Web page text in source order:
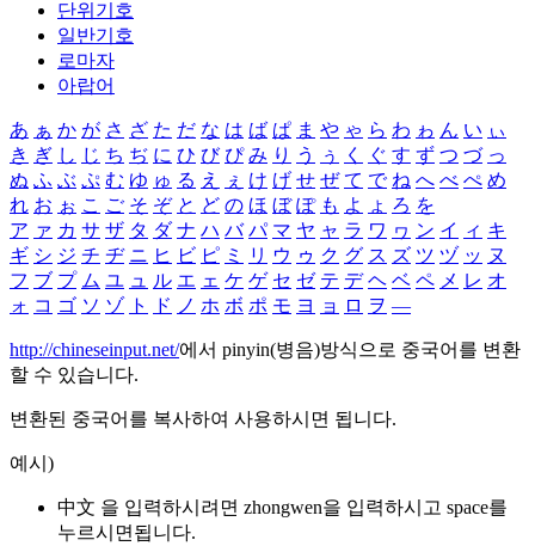
단위기호
일반기호
로마자
아랍어
あ ぁ か が さ ざ た だ な は ば ぱ ま や ゃ ら わ ゎ ん い ぃ
き ぎ し じ ち ぢ に ひ び ぴ み り う ぅ く ぐ す ず つ づ っ
ぬ ふ ぶ ぷ む ゆ ゅ る え ぇ け げ せ ぜ て で ね へ べ ぺ め
れ お ぉ こ ご そ ぞ と ど の ほ ぼ ぽ も よ ょ ろ を
ア ァ カ サ ザ タ ダ ナ ハ バ パ マ ヤ ャ ラ ワ ヮ ン イ ィ キ
ギ シ ジ チ ヂ ニ ヒ ビ ピ ミ リ ウ ゥ ク グ ス ズ ツ ヅ ッ ヌ
フ ブ プ ム ユ ュ ル エ ェ ケ ゲ セ ゼ テ デ ヘ ベ ペ メ レ オ
ォ コ ゴ ソ ゾ ト ド ノ ホ ボ ポ モ ヨ ョ ロ ヲ ―
http://chineseinput.net/에서 pinyin(병음)방식으로 중국어를 변환
할 수 있습니다.
변환된 중국어를 복사하여 사용하시면 됩니다.
예시)
中文 을 입력하시려면 zhongwen을 입력하시고 space를
누르시면됩니다.